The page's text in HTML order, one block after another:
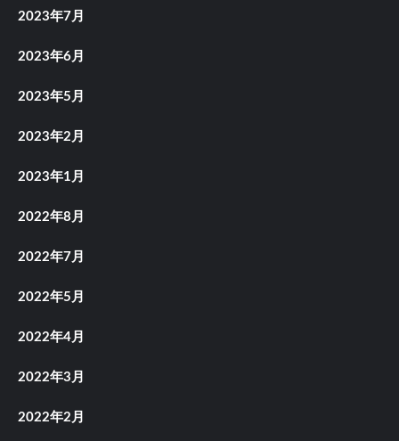
2023年7月
2023年6月
2023年5月
2023年2月
2023年1月
2022年8月
2022年7月
2022年5月
2022年4月
2022年3月
2022年2月